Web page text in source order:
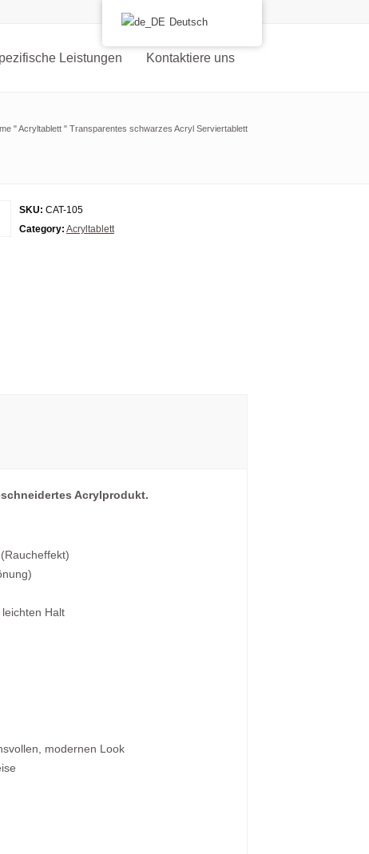
Leistungen Kontaktiere uns
"Acryltablett " Transparentes schwarzes Acryl Serviertablett
SKU: CAT-105
Category: Acryltablett
Acrylprodukt.
Halt
modernen Look
Deutsch